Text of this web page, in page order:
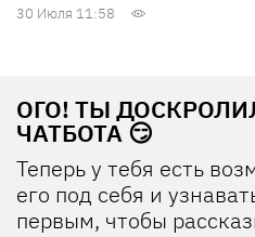
30 Июля 11:58
ОГО! ТЫ
ЧАТБОТА 😏
Теперь у тебя есть
его под себя и
первым, чтобы